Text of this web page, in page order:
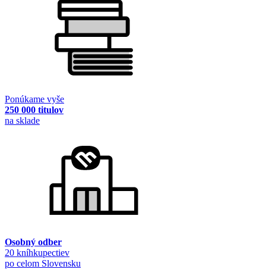
Ponúkame vyše
250 000 titulov
na sklade
Osobný odber
20 kníhkupectiev
po celom Slovensku